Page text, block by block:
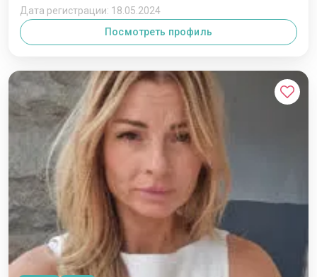
Дата регистрации: 18.05.2024
Посмотреть профиль